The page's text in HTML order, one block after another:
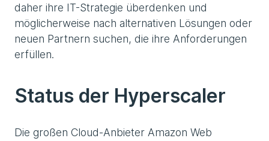
daher ihre IT-Strategie überdenken und
möglicherweise nach alternativen Lösungen oder
neuen Partnern suchen, die ihre Anforderungen
erfüllen.
Status der Hyperscaler
Die großen Cloud-Anbieter Amazon Web